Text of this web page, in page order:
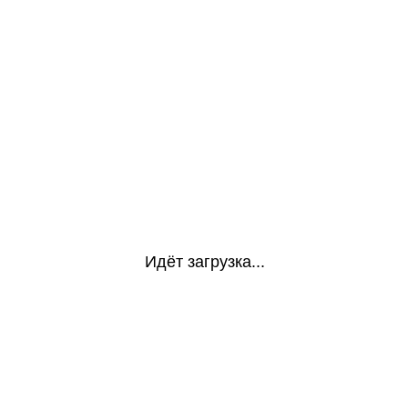
Идёт загрузка...